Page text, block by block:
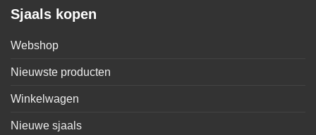
Sjaals kopen
Webshop
Nieuwste producten
Winkelwagen
Nieuwe sjaals